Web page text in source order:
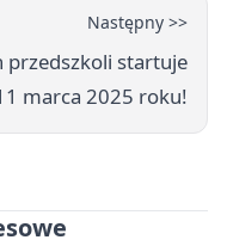
Następny >>
przedszkoli startuje
marca 2025 roku!